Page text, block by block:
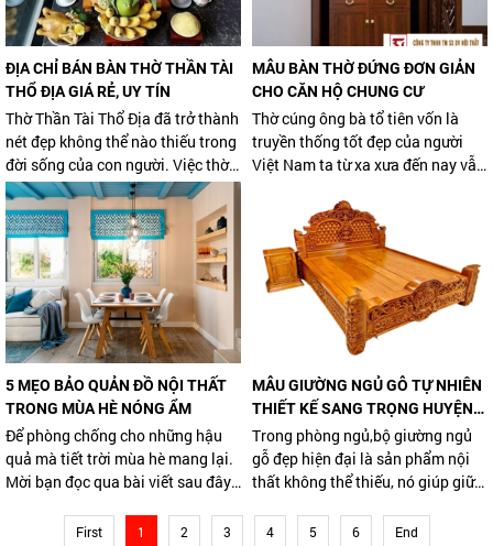
mà vẫn không khiến cho căn hộ bị
tù túng hay thu hẹp diện tích.
ĐỊA CHỈ BÁN BÀN THỜ THẦN TÀI
THỔ ĐỊA GIÁ RẺ, UY TÍN
Thờ Thần Tài Thổ Địa đã trở thành
nét đẹp không thể nào thiếu trong
đời sống của con người. Việc thờ
thần phải lâu dài chính vì vậy khi
mua bàn thờ cần lựa chọn địa chỉ
bán chất lượng. Tuy nhiên cũng có
nhiều công ty lợi dụng lòng tin
của khách hàng mà thổi giá lên
rất cao. Vậy ở đâu mới bán bàn
thờ Thần Tài - Thổ Địa chất lượng,
uy tín?
MẪU BÀN THỜ ĐỨNG ĐƠN GIẢN
CHO CĂN HỘ CHUNG CƯ
Thờ cúng ông bà tổ tiên vốn là
truyền thống tốt đẹp của người
Việt Nam ta từ xa xưa đến nay vẫn
triển. Hiện nay việc ở chung cư
đang được ưa chuộng khi diện tích
đất ngày càng đắt đỏ. Các thiết kế
bàn thờ cũng được thiết kế phù
hợp với cấu trúc diện tích nhỏ từ
đó bàn thờ đứng ra đời đáp ứng
các nhu cầu như vậy. Và một số
mẫu nội thất đang được nhiều nhà
ưa chuộng gần đây.
5 MẸO BẢO QUẢN ĐỒ NỘI THẤT
TRONG MÙA HÈ NÓNG ẨM
Để phòng chống cho những hậu
quả mà tiết trời mùa hè mang lại.
Mời bạn đọc qua bài viết sau đây
biết cách thức bảo quản đồ nội
MẪU GIƯỜNG NGỦ GỖ TỰ NHIÊN
THIẾT KẾ SANG TRỌNG HUYỆN
HÓC MÔN
Trong phòng ngủ,bộ giường ngủ
gỗ đẹp hiện đại là sản phẩm nội
thất không thể thiếu, nó giúp giữ
trong thiết kế trang trí nội thất thì
First 1 2 3 4 5 6 End